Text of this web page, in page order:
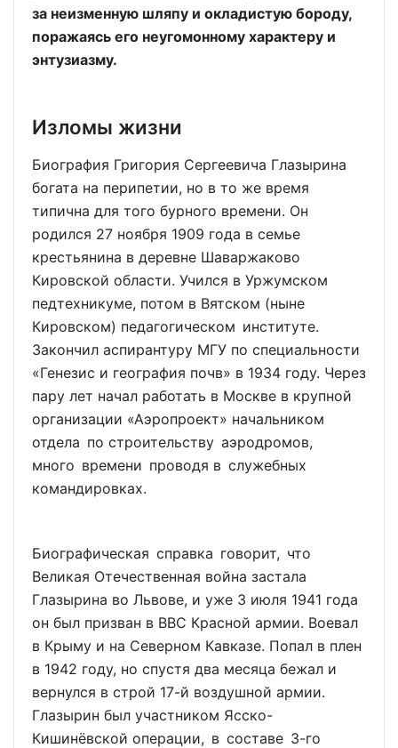
за неизменную шляпу и окладистую бороду,
поражаясь его неугомонному характеру и
энтузиазму.
Изломы жизни
Биография Григория Сергеевича Глазырина
богата на перипетии, но в то же время
типична для того бурного времени. Он
родился 27 ноября 1909 года в семье
крестьянина в деревне Шаваржаково
Кировской области. Учился в Уржумском
педтехникуме, потом в Вятском (ныне
Кировском) педагогическом институте.
Закончил аспирантуру МГУ по специальности
«Генезис и география почв» в 1934 году. Через
пару лет начал работать в Москве в крупной
организации «Аэропроект» начальником
отдела по строительству аэродромов,
много времени проводя в служебных
командировках.
Биографическая справка говорит, что
Великая Отечественная война застала
Глазырина во Львове, и уже 3 июля 1941 года
он был призван в ВВС Красной армии. Воевал
в Крыму и на Северном Кавказе. Попал в плен
в 1942 году, но спустя два месяца бежал и
вернулся в строй 17-й воздушной армии.
Глазырин был участником Ясско-
Кишинёвской операции, в составе 3-го